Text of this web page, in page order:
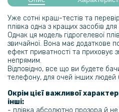
239
329 грн
Чохол-накладка Armor Case with
S23 Ultra
280
Уже сотні краш-тестів та
плівка одна з кращих засобів
Однак ця модель гідрогелевої
звичайної. Вона має додаткове
ефект приватності та приховує
непрямим.
Відповідно, все що ви будете
телефону, для очей інших людей
Окрім цієї важливої
інші:
- плівка абсолютно прозора й